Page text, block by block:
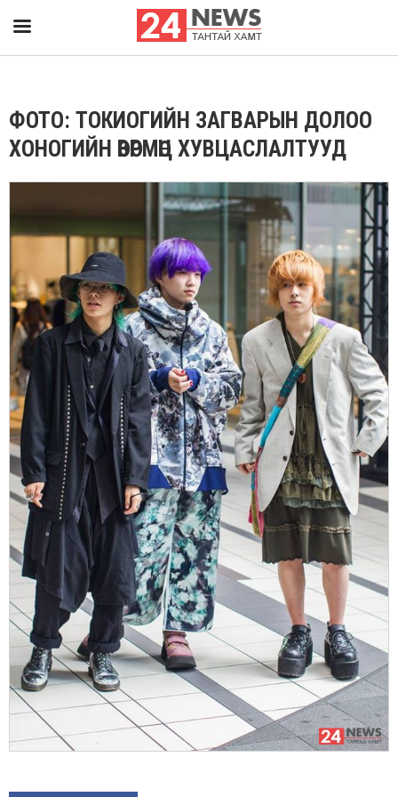
ФОТО: ТОКИОГИЙН ЗАГВАРЫН ДОЛОО
ХОНОГИЙН ӨВӨРМӨЦ ХУВЦАСЛАЛТУУД